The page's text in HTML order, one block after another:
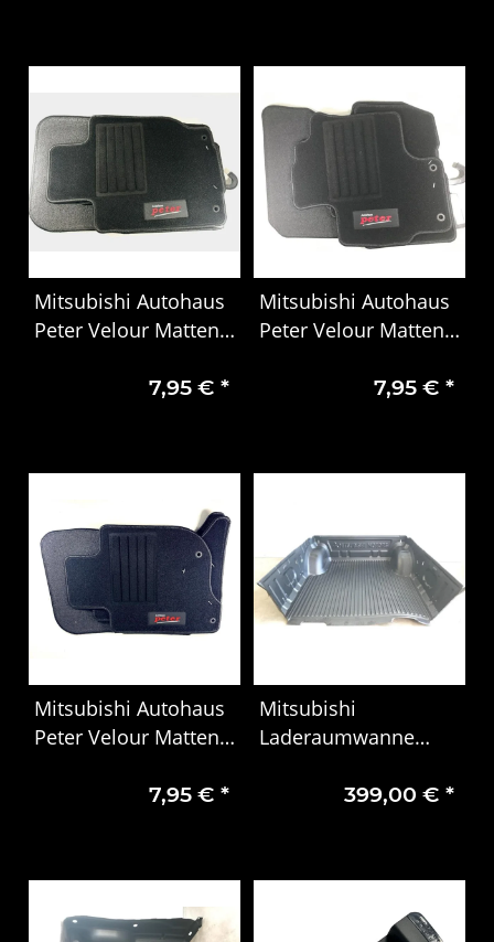
Mitsubishi Autohaus
Peter Velour Matten
Club Cab ab BJ 2015
7,95 € *
Mitsubishi Autohaus
Peter Velour Matten
Hybid 5580 sb BJ2019
7,95 €*
Mitsubishi Autohaus
Peter Velour Matten
Doppelkabiener ab BJ
7,95 € *
Mitsubishi
Laderaumwanne
399,00 €*